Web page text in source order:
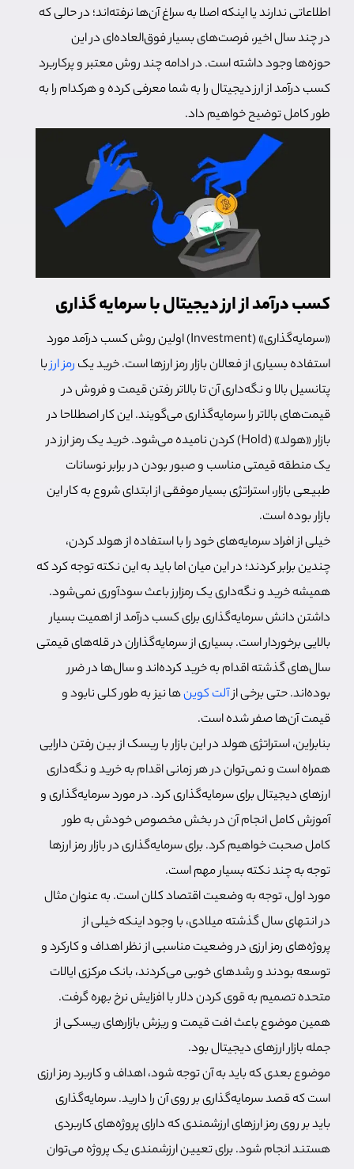
اطلاعاتی ندارند یا اینکه اصلا به سراغ آن‌ها نرفته‌اند؛ در حالی که
در چند سال اخیر، فرصت‌های بسیار فوق‌العاده‌ای در این
حوزه‌ها وجود داشته است. در ادامه چند روش‌ معتبر و پرکاربرد
کسب درآمد از ارز دیجیتال را به شما معرفی کرده و هرکدام را به
طور کامل توضیح خواهیم داد.
کسب درآمد از ارز دیجیتال با سرمایه گذاری
«سرمایه‌گذاری» (Investment) اولین روش کسب درآمد مورد
استفاده بسیاری از فعالان بازار رمز ارزها است. خرید یک رمز ارزبا
پتانسیل بالا و نگه‌داری آن تا بالاتر رفتن قیمت و فروش در
قیمت‌های بالاتر را سرمایه‌گذاری می‌گویند. این کار اصطلاحا در
بازار «هولد» (Hold) کردن نامیده می‌شود. خرید یک رمز ارز در
یک منطقه قیمتی مناسب و صبور بودن در برابر نوسانات
طبیعی بازار، استراتژی بسیار موفقی از ابتدای شروع به کار این
بازار بوده است.
خیلی از افراد سرمایه‌های خود را با استفاده از هولد کردن،
چندین برابر کردند؛ در این میان اما باید به این نکته توجه کرد که
همیشه خرید و نگه‌داری یک رمزارز باعث سودآوری نمی‌شود.
داشتن دانش سرمایه‌گذاری برای کسب درآمد از اهمیت بسیار
بالایی برخوردار است. بسیاری از سرمایه‌گذاران در قله‌های قیمتی
سال‌های گذشته اقدام به خرید کرده‌اند و سال‌ها در ضرر
بوده‌اند. حتی برخی ازآلت کوینها نیز به طور کلی نابود و
قیمت آن‌ها صفر شده است.
بنابراین، استراتژی هولد در این بازار با ریسک از بین رفتن دارایی
همراه است و نمی‌توان در هر زمانی اقدام به خرید و نگه‌داری
ارزهای دیجیتال برای سرمایه‌گذاری کرد. در مورد سرمایه‌گذاری و
آموزش کامل انجام آن در بخش مخصوص خودش به طور
کامل صحبت خواهیم کرد. برای سرمایه‌گذاری در بازار رمز ارزها
توجه به چند نکته بسیار مهم است.
مورد اول، توجه به وضعیت اقتصاد کلان است. به عنوان مثال
در انتهای سال گذشته میلادی، با وجود اینکه خیلی از
پروژه‌های رمز ارزی در وضعیت مناسبی از نظر اهداف و کارکرد و
توسعه بودند و رشدهای خوبی می‌کردند، بانک مرکزی ایالات
متحده تصمیم به قوی کردن دلار با افزایش نرخ بهره گرفت.
همین موضوع باعث افت قیمت و ریزش بازارهای ریسکی از
جمله بازار ارزهای دیجیتال بود.
موضوع بعدی که باید به آن توجه شود، اهداف و کاربرد رمز ارزی
است که قصد سرمایه‌گذاری بر روی آن را دارید. سرمایه‌گذاری
باید بر روی رمز ارزهای ارزشمندی که دارای پروژه‌های کاربردی
هستند انجام شود. برای تعیین ارزشمندی یک پروژه می‌توان